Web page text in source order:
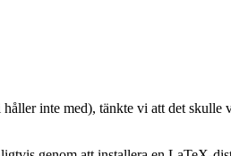
inte med), tänkte vi att det skulle